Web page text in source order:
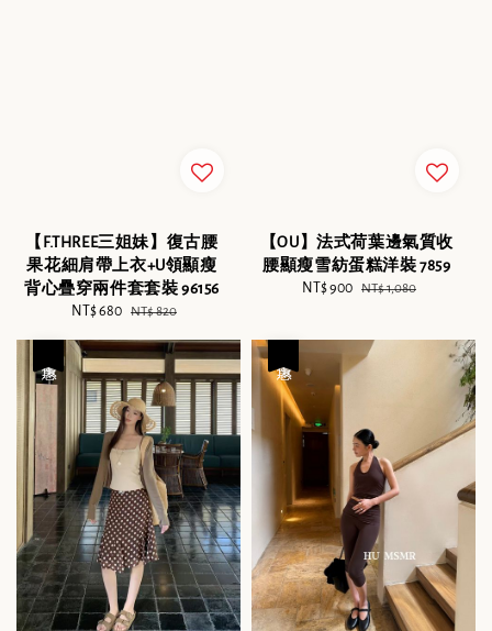
【F.THREE三姐妹】復古腰
果花細肩帶上衣+U領顯瘦
背心疊穿兩件套套裝 96156
Sale
NT$ 680 Regular
NT$ 820
【OU】法式荷葉邊氣質收
腰顯瘦雪紡蛋糕洋裝 7859
Sale
NT$ 900 Regular
NT$ 1,080